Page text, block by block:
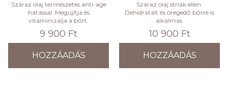
Száraz olaj természetes anti-age
hatással. Megújítja és
vitaminizálja a bőrt.
9 900 Ft
HOZZÁADÁS
Száraz olaj striák ellen.
Dehidratált és öregedő bőrre is
alkalmas.
10 900 Ft
HOZZÁADÁS